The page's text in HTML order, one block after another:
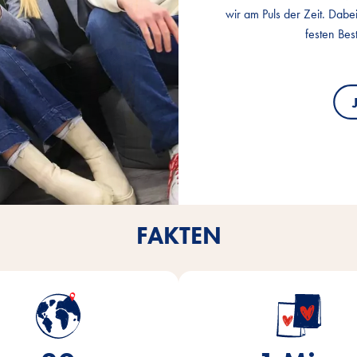
wir am Puls der Zeit.
festen
wir am Puls der Zeit.
festen
wir am Puls der Zeit.
festen
FAKTEN